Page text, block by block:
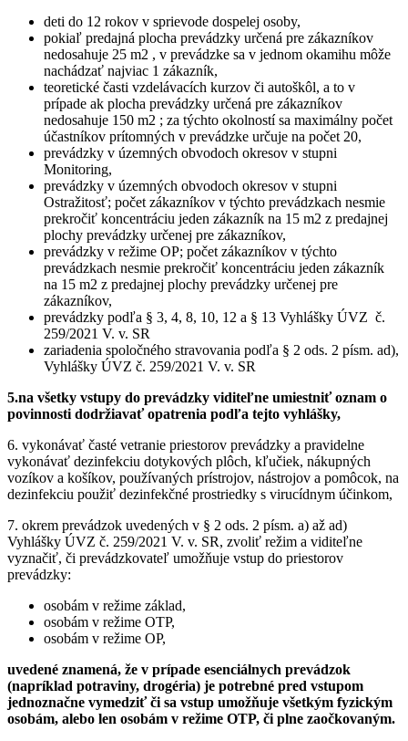
deti do 12 rokov v sprievode dospelej osoby,
pokiaľ predajná plocha prevádzky určená pre zákazníkov
nedosahuje 25 m2 , v prevádzke sa v jednom okamihu môže
nachádzať najviac 1 zákazník,
teoretické časti vzdelávacích kurzov či autoškôl, a to v
prípade ak plocha prevádzky určená pre zákazníkov
nedosahuje 150 m2 ; za týchto okolností sa maximálny počet
účastníkov prítomných v prevádzke určuje na počet 20,
prevádzky v územných obvodoch okresov v stupni
Monitoring,
prevádzky v územných obvodoch okresov v stupni
Ostražitosť; počet zákazníkov v týchto prevádzkach nesmie
prekročiť koncentráciu jeden zákazník na 15 m2 z predajnej
plochy prevádzky určenej pre zákazníkov,
prevádzky v režime OP; počet zákazníkov v týchto
prevádzkach nesmie prekročiť koncentráciu jeden zákazník
na 15 m2 z predajnej plochy prevádzky určenej pre
zákazníkov,
prevádzky podľa § 3, 4, 8, 10, 12 a § 13 Vyhlášky ÚVZ č.
259/2021 V. v. SR
zariadenia spoločného stravovania podľa § 2 ods. 2 písm. ad),
Vyhlášky ÚVZ č. 259/2021 V. v. SR
5.na všetky vstupy do prevádzky viditeľne umiestniť oznam o
povinnosti dodržiavať opatrenia podľa tejto vyhlášky,
6. vykonávať časté vetranie priestorov prevádzky a pravidelne
vykonávať dezinfekciu dotykových plôch, kľučiek, nákupných
vozíkov a košíkov, používaných prístrojov, nástrojov a pomôcok, na
dezinfekciu použiť dezinfekčné prostriedky s virucídnym účinkom,
7. okrem prevádzok uvedených v § 2 ods. 2 písm. a) až ad)
Vyhlášky ÚVZ č. 259/2021 V. v. SR, zvoliť režim a viditeľne
vyznačiť, či prevádzkovateľ umožňuje vstup do priestorov
prevádzky:
osobám v režime základ,
osobám v režime OTP,
osobám v režime OP,
uvedené znamená, že v prípade esenciálnych prevádzok
(napríklad potraviny, drogéria) je potrebné pred vstupom
jednoznačne vymedziť či sa vstup umožňuje všetkým fyzickým
osobám, alebo len osobám v režime OTP, či plne zaočkovaným.